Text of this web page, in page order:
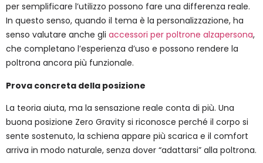
per semplificare l’utilizzo possono fare una differenza reale.
In questo senso, quando il tema è la personalizzazione, ha
senso valutare anche gli accessori per poltrone alzapersona,
che completano l’esperienza d’uso e possono rendere la
poltrona ancora più funzionale.
Prova concreta della posizione
La teoria aiuta, ma la sensazione reale conta di più. Una
buona posizione Zero Gravity si riconosce perché il corpo si
sente sostenuto, la schiena appare più scarica e il comfort
arriva in modo naturale, senza dover “adattarsi” alla poltrona.